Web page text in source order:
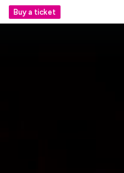
Buy a ticket